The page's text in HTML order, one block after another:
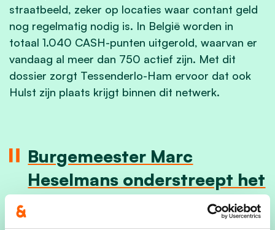
straatbeeld, zeker op locaties waar contant geld
nog regelmatig nodig is. In België worden in
totaal 1.040 CASH-punten uitgerold, waarvan er
vandaag al meer dan 750 actief zijn. Met dit
dossier zorgt Tessenderlo-Ham ervoor dat ook
Hulst zijn plaats krijgt binnen dit netwerk.
Burgemeester Marc
Heselmans onderstreept het
belang van deze realisatie: